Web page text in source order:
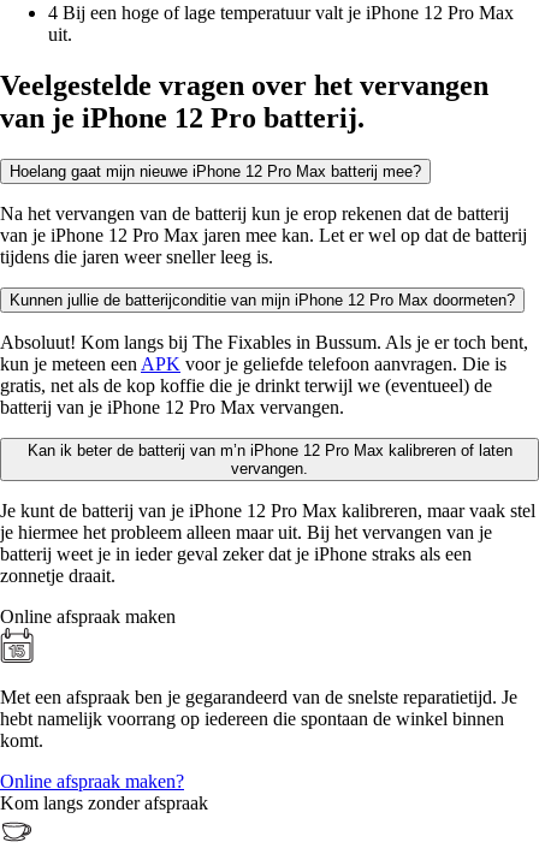
4 Bij een hoge of lage temperatuur valt je iPhone 12 Pro Max
uit.
Veelgestelde vragen over het vervangen
van je iPhone 12 Pro batterij.
Hoelang gaat mijn nieuwe iPhone 12 Pro Max batterij mee?
Na het vervangen van de batterij kun je erop rekenen dat de batterij
van je iPhone 12 Pro Max jaren mee kan. Let er wel op dat de batterij
tijdens die jaren weer sneller leeg is.
Kunnen jullie de batterijconditie van mijn iPhone 12 Pro Max doormeten?
Absoluut! Kom langs bij The Fixables in Bussum. Als je er toch bent,
kun je meteen een APK voor je geliefde telefoon aanvragen. Die is
gratis, net als de kop koffie die je drinkt terwijl we (eventueel) de
batterij van je iPhone 12 Pro Max vervangen.
Kan ik beter de batterij van m’n iPhone 12 Pro Max kalibreren of laten
vervangen.
Je kunt de batterij van je iPhone 12 Pro Max kalibreren, maar vaak stel
je hiermee het probleem alleen maar uit. Bij het vervangen van je
batterij weet je in ieder geval zeker dat je iPhone straks als een
zonnetje draait.
Online afspraak maken
Met een afspraak ben je gegarandeerd van de snelste reparatietijd. Je
hebt namelijk voorrang op iedereen die spontaan de winkel binnen
komt.
Online afspraak maken?
Kom langs zonder afspraak